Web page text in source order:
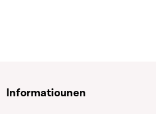
Informatiounen